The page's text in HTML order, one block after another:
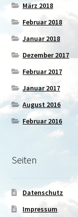
März 2018
Februar 2018
Januar 2018
Dezember 2017
Februar 2017
Januar 2017
August 2016
Februar 2016
Seiten
Datenschutz
Impressum